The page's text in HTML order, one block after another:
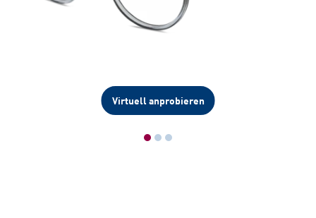
Virtuell anprobieren